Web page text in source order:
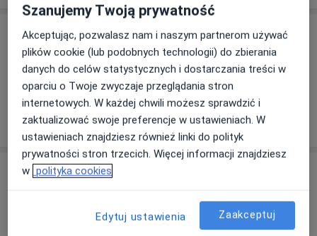
Usługi i ceny
Brak informacji o usługach i cenach
Ten lekarz nie dodał jeszcze informacji o usługach i
cenach.
Adres
Centrum Medyczne Sono - Medica
Nacławska 11 E., 64-000Kościan
Szanujemy Twoją prywatność
Akceptując, pozwalasz nam i naszym partnerom używać
plików cookie (lub podobnych technologii) do zbierania
danych do celów statystycznych i dostarczania treści w
oparciu o Twoje zwyczaje przeglądania stron
internetowych. W każdej chwili możesz sprawdzić i
zaktualizować swoje preferencje w ustawieniach. W
ustawieniach znajdziesz również linki do polityk
prywatności stron trzecich. Więcej informacji znajdziesz
w polityka cookies
Edytuj ustawienia Zaakceptuj